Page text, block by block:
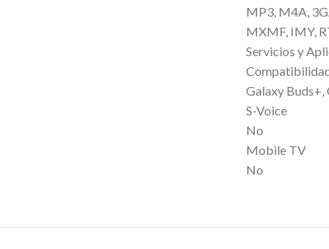
MP3, M4A,
MXMF, IMY,
Servicios y
Galaxy Buds+,
S-Voice
No
Mobile TV
No